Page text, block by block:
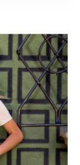
się z dzisiejszym
do pracy czy
To dlatego,